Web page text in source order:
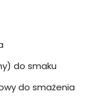
do smaku
do smażenia